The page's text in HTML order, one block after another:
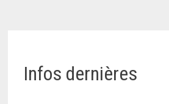
Infos dernières